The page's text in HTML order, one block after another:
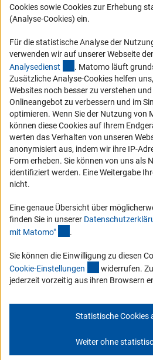
Logo und Corporate Design
Compliance
Vergabeverfahren
Barrierefreiheit
Service und Informationen für Menschen
Erklärung zur Barrierefreiheit
Barriere melden
DFG-aktuell
schauen Sie sich die Ausgaben online an.
Impressum Datenschutz Cookie-
Cookies sowie Cookies zur Erhebung
(Analyse-Cookies) ein.
Für die statistische Analyse der
verwenden wir auf unserer Webseite
Analysedienst (externer Link)
. Matomo läuft
Zusätzliche Analyse-Cookies helfen
Websites noch besser zu verstehen
Onlineangebot zu verbessern und im
optimieren. Wenn Sie der Nutzung von
können diese Cookies auf Ihrem
werten das Verhalten von unseren
anonymisiert aus, indem wir ihre IP-
Form erheben. Sie können von uns als
identifiziert werden. Eine Weitergabe
nicht.
Eine genaue Übersicht über
finden Sie in unserer
mit Matomo" .
Sie können die Einwilligung zu diesen
Cookie-Einstellungen (interner Link)
widerrufen.
jederzeit vorzeitig aus ihren Browsern
Statistische Cookies
Weiter ohne